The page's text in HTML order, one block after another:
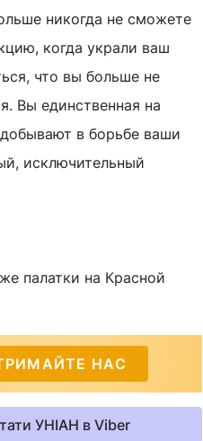
никогда не сможете
когда украли ваш
что вы больше не
Вы единственная на
в борьбе ваши
исключительный
палатки на Красной
НАС
УНІАН в Viber